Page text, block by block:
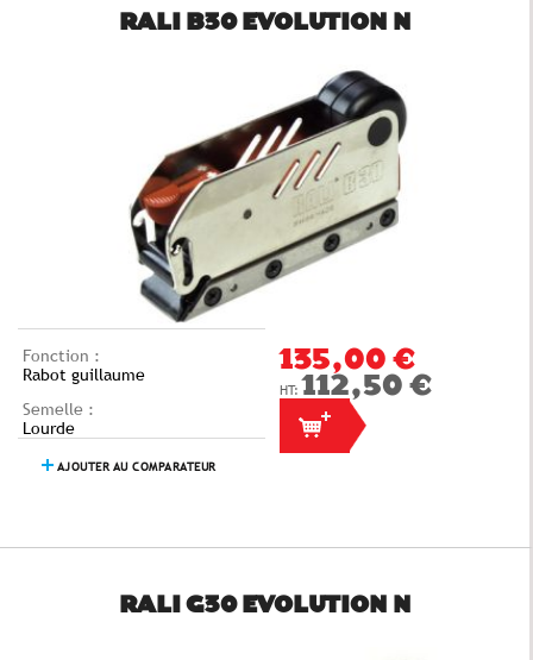
RALI B30 EVOLUTION N
Fonction :
Rabot guillaume
Semelle :
Lourde
AJOUTER AU COMPARATEUR
135,00 €
112,50 €
RALI G30 EVOLUTION N